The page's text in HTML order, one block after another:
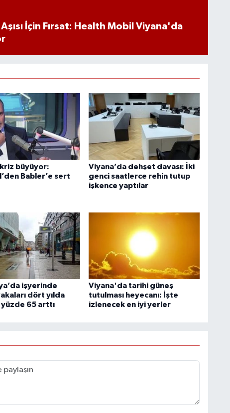
İçin Fırsat: Health Mobil Viyana'da
kriz büyüyor:
Babler’e sert
Viyana’da dehşet davası: İki
genci saatlerce rehin tutup
işkence yaptılar
işyerinde
dört yılda
yüzde 65 arttı
Viyana'da tarihi güneş
tutulması heyecanı: İşte
izlenecek en iyi yerler